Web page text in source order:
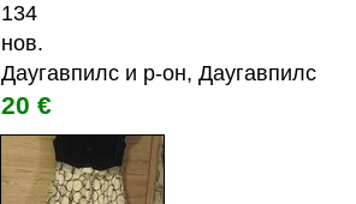
134
нов.
Даугавпилс и р-он, Даугавпилс
20 €